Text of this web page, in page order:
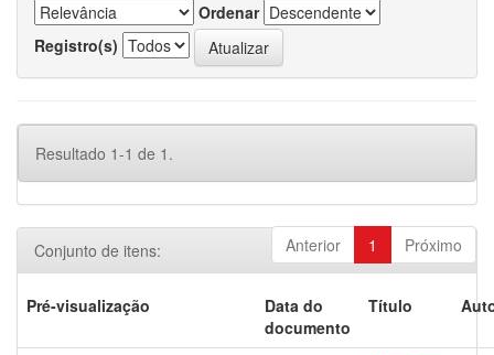
Ordenar
Registro(s)
Resultado 1-1 de 1.
Anterior 1 Próximo
Conjunto de itens:
Pré-visualização
Data do
documento
Título